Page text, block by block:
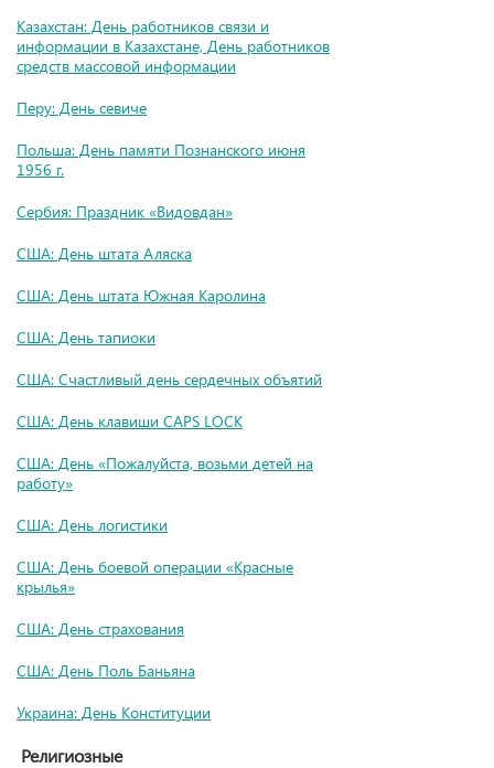
Казахстан: День работников связи и
информации в Казахстане, День работников
средств массовой информации
Перу: День севиче
Польша: День памяти Познанского июня
1956 г.
Cербия: Праздник «Видовдан»
США: День штата Аляска
США: День штата Южная Каролина
США: День тапиоки
США: Счастливый день сердечных объятий
США: День клавиши CAPS LOCK
США: День «Пожалуйста, возьми детей на
работу»
США: День логистики
США: День боевой операции «Красные
крылья»
США: День страхования
США: День Поль Баньяна
Украина: День Конституции
Религиозные